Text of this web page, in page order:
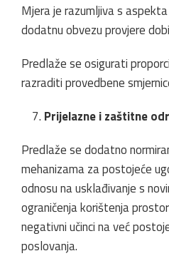
Mjera je razumljiva s
dodatnu obvezu provjere
Predlaže se osigurati
razraditi provedbene
Prijelazne i zaštitne
Predlaže se dodatno
mehanizama za postojeće
odnosu na usklađivanje s
ograničenja korištenja
negativni učinci na već
poslovanja.